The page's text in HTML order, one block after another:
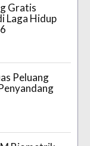
Gratis
Laga Hidup
Peluang